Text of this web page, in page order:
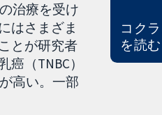
治療を受け
はさまざま
とが研究者
（TNBC）
高い。一部
コク
を読む